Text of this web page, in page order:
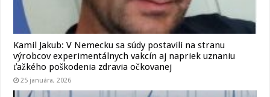
Kamil Jakub: V Nemecku sa súdy postavili na stranu
výrobcov experimentálnych vakcín aj napriek uznaniu
ťažkého poškodenia zdravia očkovanej
25 januára, 2026